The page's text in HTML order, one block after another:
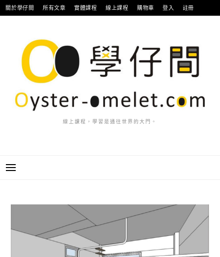
跳
至
關於學仔間 所有文章 實體課程 線上課程 購物車 登入 註冊
線上課程，學習是通往世界的大門。